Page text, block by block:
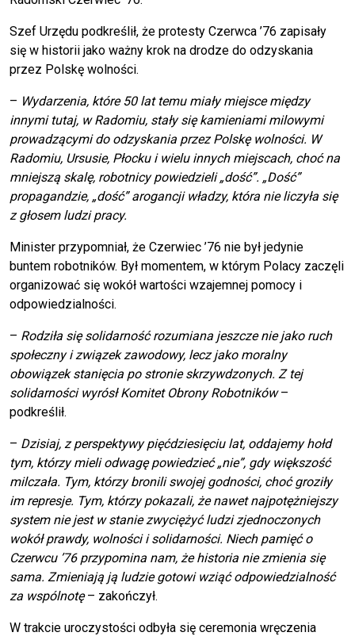
Szef Urzędu podkreślił, że protesty Czerwca ’76 zapisały
się w historii jako ważny krok na drodze do odzyskania
przez Polskę wolności.
– Wydarzenia, które 50 lat temu miały miejsce między
innymi tutaj, w Radomiu, stały się kamieniami milowymi
prowadzącymi do odzyskania przez Polskę wolności. W
Radomiu, Ursusie, Płocku i wielu innych miejscach, choć na
mniejszą skalę, robotnicy powiedzieli „dość”. „Dość”
propagandzie, „dość” arogancji władzy, która nie liczyła się
z głosem ludzi pracy.
Minister przypomniał, że Czerwiec ’76 nie był jedynie
buntem robotników. Był momentem, w którym Polacy zaczęli
organizować się wokół wartości wzajemnej pomocy i
odpowiedzialności.
– Rodziła się solidarność rozumiana jeszcze nie jako ruch
społeczny i związek zawodowy, lecz jako moralny
obowiązek stanięcia po stronie skrzywdzonych. Z tej
solidarności wyrósł Komitet Obrony Robotników–
podkreślił.
– Dzisiaj, z perspektywy pięćdziesięciu lat, oddajemy hołd
tym, którzy mieli odwagę powiedzieć „nie”, gdy większość
milczała. Tym, którzy bronili swojej godności, choć groziły
im represje. Tym, którzy pokazali, że nawet najpotężniejszy
system nie jest w stanie zwyciężyć ludzi zjednoczonych
wokół prawdy, wolności i solidarności. Niech pamięć o
Czerwcu ’76 przypomina nam, że historia nie zmienia się
sama. Zmieniają ją ludzie gotowi wziąć odpowiedzialność
za wspólnotę– zakończył.
W trakcie uroczystości odbyła się ceremonia wręczenia